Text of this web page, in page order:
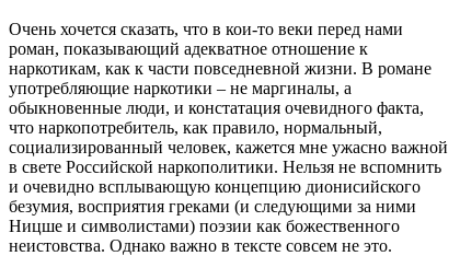
Очень хочется сказать, что в кои-то веки перед нами
роман, показывающий адекватное отношение к
наркотикам, как к части повседневной жизни. В романе
употребляющие наркотики – не маргиналы, а
обыкновенные люди, и констатация очевидного факта,
что наркопотребитель, как правило, нормальный,
социализированный человек, кажется мне ужасно важной
в свете Российской наркополитики. Нельзя не вспомнить
и очевидно всплывающую концепцию дионисийского
безумия, восприятия греками (и следующими за ними
Ницше и символистами) поэзии как божественного
неистовства. Однако важно в тексте совсем не это.